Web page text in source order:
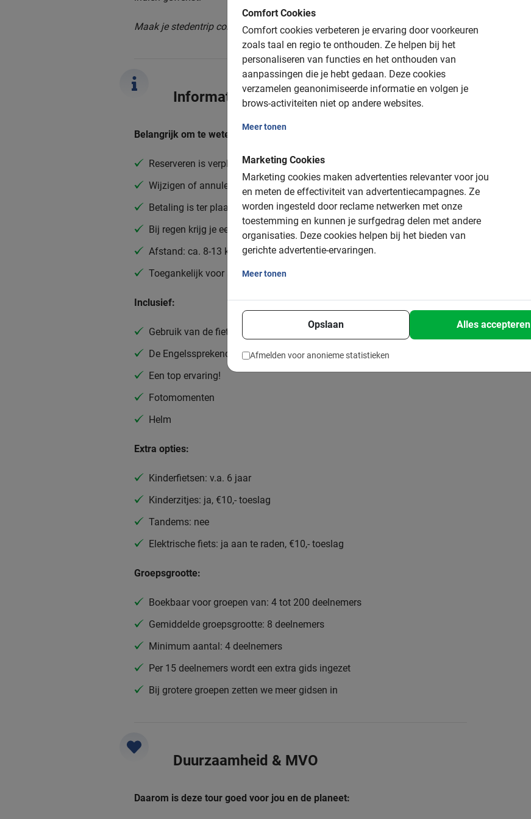
Comfort Cookies
Comfort cookies verbeteren je ervaring door voorkeuren
zoals taal en regio te onthouden. Ze helpen bij het
personaliseren van functies en het onthouden van
aanpassingen die je hebt gedaan. Deze cookies
verzamelen geanonimiseerde informatie en volgen je
brows-activiteiten niet op andere websites.
Meer tonen
Marketing Cookies
Marketing cookies maken advertenties relevanter voor jou
en meten de effectiviteit van advertentiecampagnes. Ze
worden ingesteld door reclame netwerken met onze
toestemming en kunnen je surfgedrag delen met andere
organisaties. Deze cookies helpen bij het bieden van
gerichte advertentie-ervaringen.
Meer tonen
Opslaan Alles accepteren
Afmelden voor anonieme statistieken
Maak je stedentrip compleet met de Stuttgart Fietstour van Baja Bikes!
Informatie
Belangrijk om te weten:
Reserveren is verplicht
Wijzigen of annuleren is gratis
Betaling is ter plaatse (contant)
Bij regen krijg je een poncho of mag je gratis verzetten of annuleren
Afstand: ca. 8-13 km
Toegankelijk voor alle fietsers
Inclusief:
Gebruik van de fiets
De Engelssprekende gids
Een top ervaring!
Fotomomenten
Helm
Extra opties:
Kinderfietsen: v.a. 6 jaar
Kinderzitjes: ja, €10,- toeslag
Tandems: nee
Elektrische fiets: ja aan te raden, €10,- toeslag
Groepsgrootte:
Boekbaar voor groepen van: 4 tot 200 deelnemers
Gemiddelde groepsgrootte: 8 deelnemers
Minimum aantal: 4 deelnemers
Per 15 deelnemers wordt een extra gids ingezet
Bij grotere groepen zetten we meer gidsen in
Duurzaamheid & MVO
Daarom is deze tour goed voor jou en de planeet: